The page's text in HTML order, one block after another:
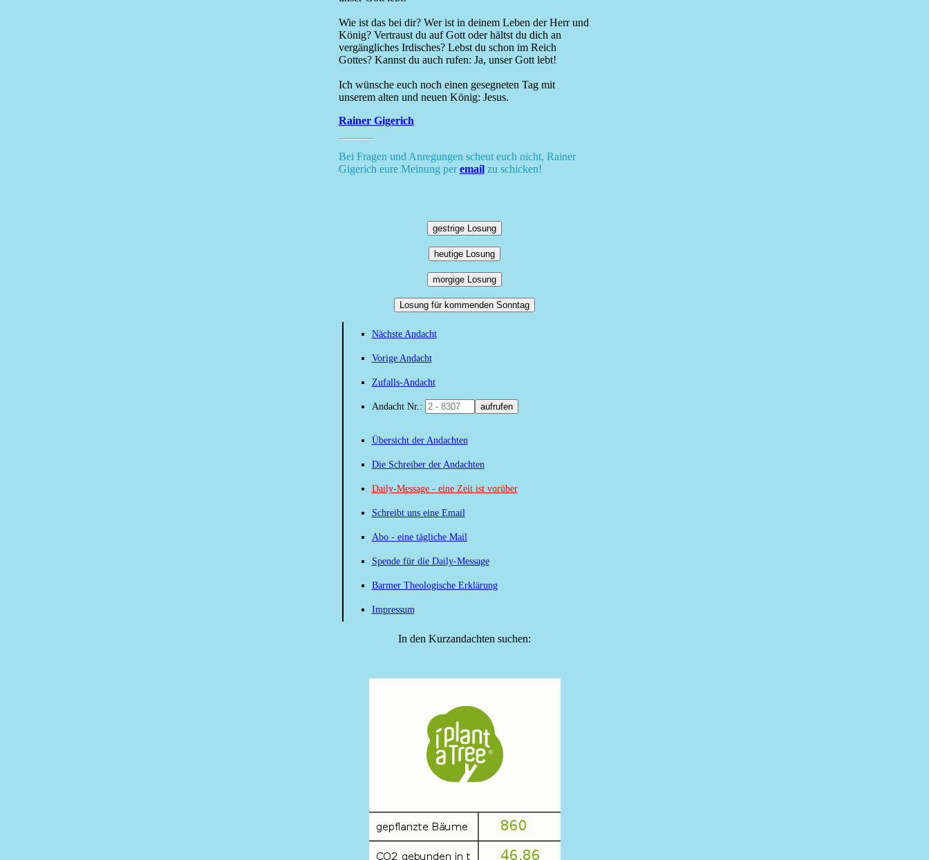
Wie ist das bei dir? Wer ist in deinem Leben der Herr und
König? Vertraust du auf Gott oder hältst du dich an
vergängliches Irdisches? Lebst du schon im Reich
Gottes? Kannst du auch rufen: Ja, unser Gott lebt!
Ich wünsche euch noch einen gesegneten Tag mit
unserem alten und neuen König: Jesus.
Rainer Gigerich
Bei Fragen und Anregungen scheut euch nicht, Rainer
Gigerich eure Meinung peremailzu schicken!
gestrige Losung
heutige Losung
morgige Losung
Losung für kommenden Sonntag
Nächste Andacht
Vorige Andacht
Zufalls-Andacht
Andacht Nr.: aufrufen
Übersicht der Andachten
Die Schreiber der Andachten
Daily-Message - eine Zeit ist vorüber
Schreibt uns eine Email
Abo - eine tägliche Mail
Spende für die Daily-Message
Barmer Theologische Erklärung
Impressum
In den Kurzandachten suchen: